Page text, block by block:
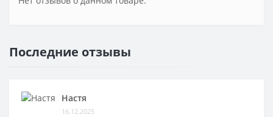
Последние отзывы
Настя
16.12.2025